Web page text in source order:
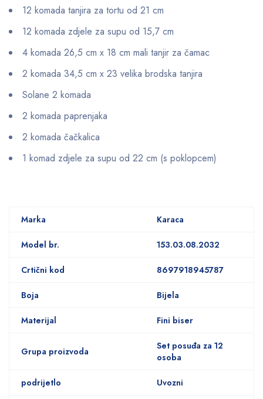
12 komada tanjira za tortu od 21 cm
12 komada zdjele za supu od 15,7 cm
4 komada 26,5 cm x 18 cm mali tanjir za čamac
2 komada 34,5 cm x 23 velika brodska tanjira
Solane 2 komada
2 komada paprenjaka
2 komada čačkalica
1 komad zdjele za supu od 22 cm (s poklopcem)
Marka Karaca
Model br. 153.03.08.2032
Crtični kod 8697918945787
Boja Bijela
Materijal Fini biser
Grupa proizvoda
Set posuđa za 12
osoba
podrijetlo Uvozni